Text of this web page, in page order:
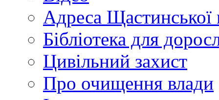
Адреса Щастинської
Бібліотека для
Цивільний захист
Про очищення влади